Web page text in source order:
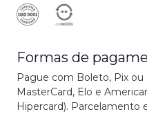
Formas de
Pague com Boleto, Pix ou
MasterCard, Elo e
Hipercard). Parcelamento